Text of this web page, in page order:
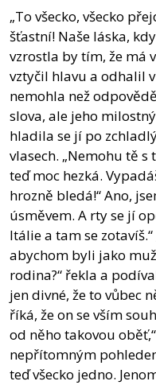
„To všecko, všecko
šťastní! Naše láska,
vzrostla by tím, že má
vztyčil hlavu a odhalil
nemohla než
slova, ale jeho
hladila se jí po
vlasech. „Nemohu tě
teď moc hezká.
hrozně bledá!“ Ano,
úsměvem. A rty se jí
Itálie a tam se
abychom byli jako
rodina?“ řekla a
jen divné, že to vůbec
říká, že on se vším
od něho takovou
nepřítomným
teď všecko jedno.